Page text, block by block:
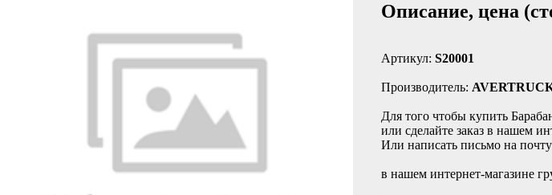
Описание, цена
Артикул: S20001
Производитель:
Для того чтобы купить
или сделайте заказ в нашем
Или написать письмо на почту
в нашем интернет-магазине